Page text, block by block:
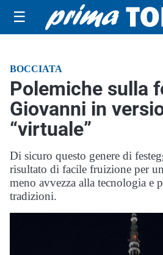
☰
BOCCIATA
Polemiche sulla
Giovanni in
“virtuale”
Di sicuro questo genere di
risultato di facile fruizione per
meno avvezza alla tecnologia e
tradizioni.